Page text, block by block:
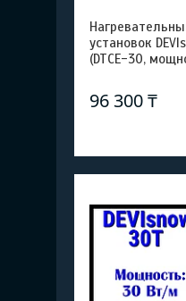
установок
(DTCE-30,
96 300 ₸